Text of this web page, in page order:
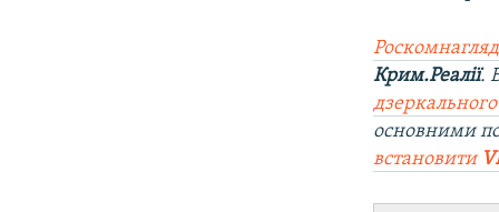
Крим.Реалії.
основними
встановити